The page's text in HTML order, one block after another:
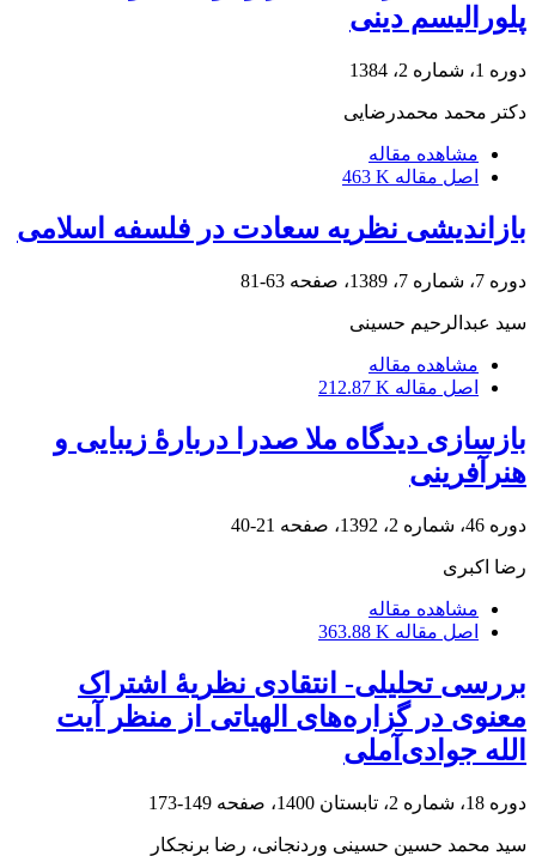
پلورالیسم دینی
دوره 1، شماره 2، 1384
دکتر محمد محمدرضایی
مشاهده مقاله
اصل مقاله 463 K
بازاندیشی نظریه سعادت در فلسفه اسلامی
دوره 7، شماره 7، 1389، صفحه 63-81
سید عبدالرحیم حسینی
مشاهده مقاله
اصل مقاله 212.87 K
بازسازی دیدگاه ملا صدرا دربارۀ زیبایی و
هنرآفرینی
دوره 46، شماره 2، 1392، صفحه 21-40
رضا اکبری
مشاهده مقاله
اصل مقاله 363.88 K
بررسی تحلیلی- انتقادی نظریۀ اشتراک
معنوی در گزاره‌های الهیاتی از منظر آیت
الله جوادی‌آملی
دوره 18، شماره 2، تابستان 1400، صفحه 149-173
سید محمد حسین حسینی وردنجانی، رضا برنجکار